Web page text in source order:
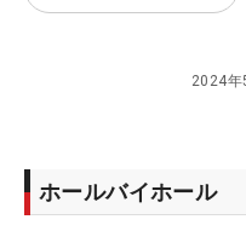
2024年
ホールバイホール